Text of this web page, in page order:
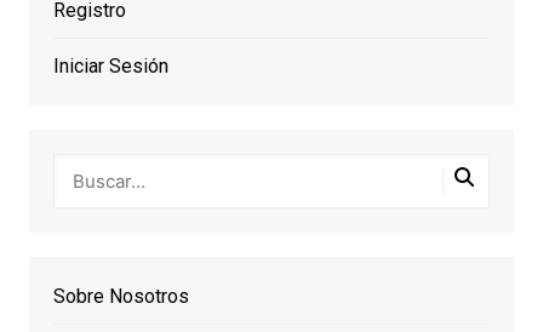
Registro
Iniciar Sesión
Sobre Nosotros